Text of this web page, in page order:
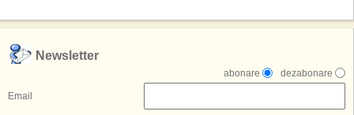
exclusiv simularea suprafetei lunare.
,,Credem ca exista sanse mari sa anuntam nu doar o locatie, ci poate mai
multe'', a declarat Michael R. Henderson, cofondator al Moon World
Resorts, citat de Gulf News. Potrivit acestuia, 2026 ar putea deveni un an
decisiv pentru reali zarea proiectului.
Newsletter
dezabonare
abonare
Email